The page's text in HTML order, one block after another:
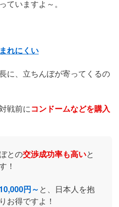
ていますよ～。
れにくい
に、立ちんぼが寄ってくるの
戦前にコンドームなどを購入
との交渉成功率も高いと
！
円～と、日本人を抱
お得ですよ！